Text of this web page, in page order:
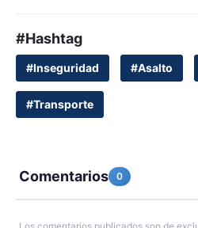
#Hashtag
#Inseguridad #Asalto
#Transporte
Comentarios 0